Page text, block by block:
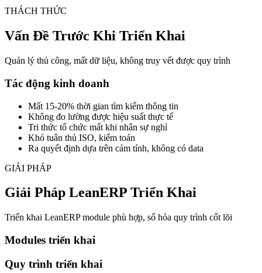
THÁCH THỨC
Vấn Đề Trước Khi Triển Khai
Quản lý thủ công, mất dữ liệu, không truy vết được quy trình
Tác động kinh doanh
Mất 15-20% thời gian tìm kiếm thông tin
Không đo lường được hiệu suất thực tế
Tri thức tổ chức mất khi nhân sự nghỉ
Khó tuân thủ ISO, kiểm toán
Ra quyết định dựa trên cảm tính, không có data
GIẢI PHÁP
Giải Pháp LeanERP Triển Khai
Triển khai LeanERP module phù hợp, số hóa quy trình cốt lõi
Modules triển khai
Quy trình triển khai